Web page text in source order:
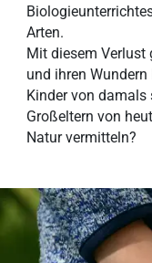
Arten.
Mit diesem Verlust
und ihren
Kinder von damals
Großeltern von
Natur vermitteln?